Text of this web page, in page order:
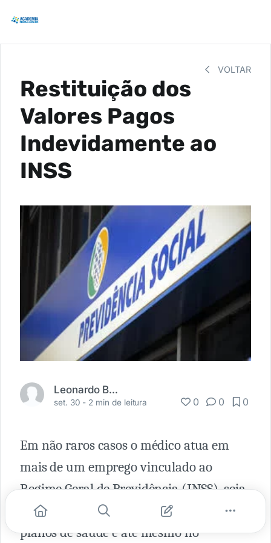
VOLTAR
Restituição dos
Valores Pagos
Indevidamente ao
INSS
Leonardo Batistella
set. 30 - 2 min de leitura 0 0 0
Em não raros casos o médico atua em
mais de um emprego vinculado ao
Regime Geral de Previdência (INSS), seja
em clínicas, hospitais, convênios com
planos de saúde e até mesmo no